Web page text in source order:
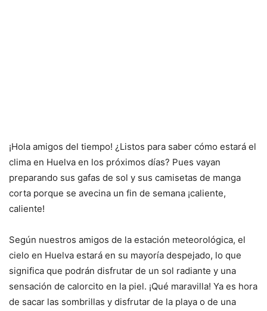
¡Hola amigos del tiempo! ¿Listos para saber cómo estará el
clima en Huelva en los próximos días? Pues vayan
preparando sus gafas de sol y sus camisetas de manga
corta porque se avecina un fin de semana ¡caliente,
caliente!
Según nuestros amigos de la estación meteorológica, el
cielo en Huelva estará en su mayoría despejado, lo que
significa que podrán disfrutar de un sol radiante y una
sensación de calorcito en la piel. ¡Qué maravilla! Ya es hora
de sacar las sombrillas y disfrutar de la playa o de una